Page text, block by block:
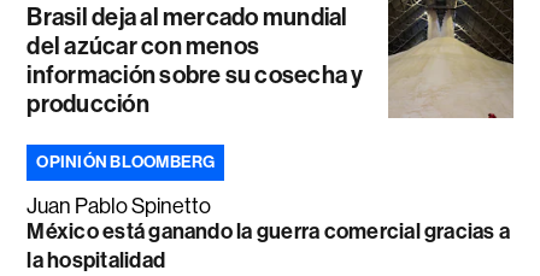
Brasil deja al mercado mundial
del azúcar con menos
información sobre su cosecha y
producción
OPINIÓN BLOOMBERG
Juan Pablo Spinetto
México está ganando la guerra comercial gracias a
la hospitalidad